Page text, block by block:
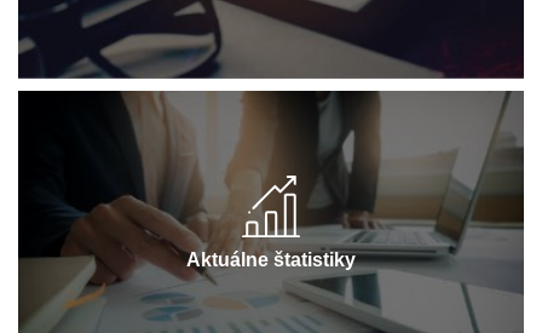
Aktuálne štatistiky